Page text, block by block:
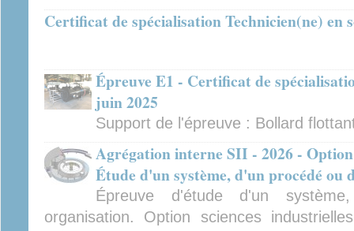
Certificat de spécialisation Technicien(ne) en
Épreuve E1 - Certificat de
juin 2025
Support de l'épreuve : Bollard
Agrégation interne SII - 2026 -
Étude d'un système, d'un procédé ou
Épreuve d'étude d'un
organisation. Option sciences